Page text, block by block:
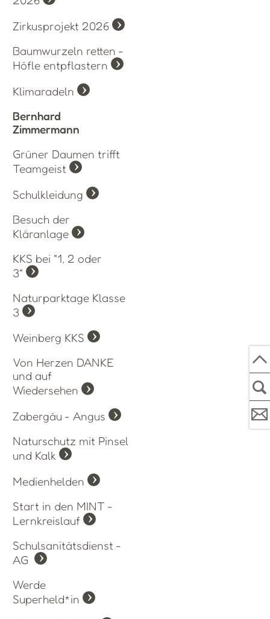
Zirkusprojekt 2026
Baumwurzeln retten -
Höfle entpflastern
Klimaradeln
Bernhard
Zimmermann
Grüner Daumen trifft
Teamgeist
Schulkleidung
Besuch der
Kläranlage
KKS bei "1, 2 oder
3"
Naturparktage Klasse
3
Weinberg KKS
Von Herzen DANKE
und auf
Wiedersehen
Zabergäu - Angus
Naturschutz mit Pinsel
und Kalk
Medienhelden
Start in den MINT -
Lernkreislauf
Schulsanitätsdienst -
AG
Werde
Superheld*in